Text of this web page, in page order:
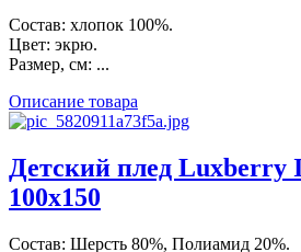
Состав: хлопок 100%.
Цвет: экрю.
Размер, см: ...
Описание товара
Детский плед Luxberry
100х150
Состав: Шерсть 80%, Полиамид 20%.